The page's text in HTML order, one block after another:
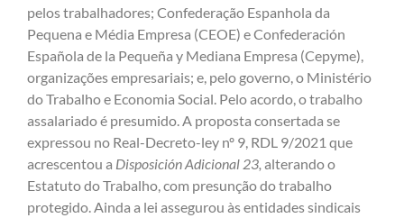
pelos trabalhadores; Confederação Espanhola da
Pequena e Média Empresa (CEOE) e Confederación
Española de la Pequeña y Mediana Empresa (Cepyme),
organizações empresariais; e, pelo governo, o Ministério
do Trabalho e Economia Social. Pelo acordo, o trabalho
assalariado é presumido. A proposta consertada se
expressou no Real-Decreto-ley nº 9, RDL 9/2021 que
acrescentou a Disposición Adicional 23, alterando o
Estatuto do Trabalho, com presunção do trabalho
protegido. Ainda a lei assegurou às entidades sindicais